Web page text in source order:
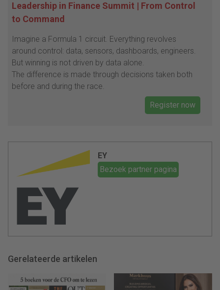
Leadership in Finance Summit | From Control
to Command
Imagine a Formula 1 circuit. Everything revolves
around control: data, sensors, dashboards, engineers.
But winning is not driven by data alone.
The difference is made through decisions taken both
before and during the race.
Register now
EY
Bezoek partner pagina
Gerelateerde artikelen